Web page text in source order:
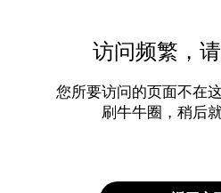
访问频繁，
您所要访问的页面不在
刷牛牛圈，稍后